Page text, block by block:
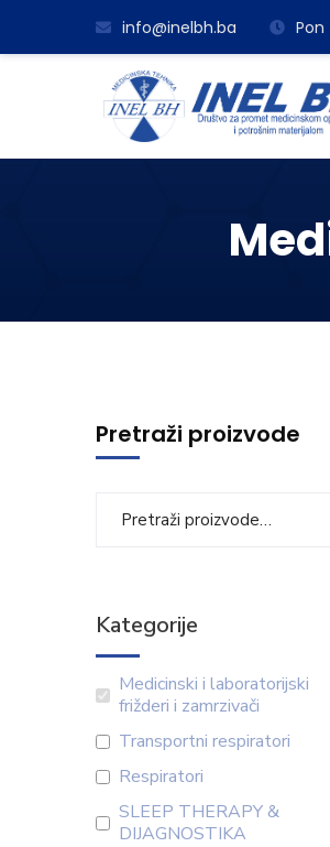
info@inelbh.ba Pon
Pretraži proizvode
Kategorije
Medicinski i laboratorijski
frižderi i zamrzivači
Transportni respiratori
Respiratori
SLEEP THERAPY &
DIJAGNOSTIKA